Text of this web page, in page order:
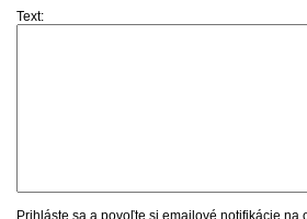
Text:
Prihláste sa a povoľte si emailové notifikácie na